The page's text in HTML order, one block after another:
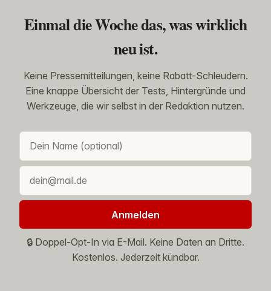
Einmal die Woche das, was wirklich
neu ist.
Keine Pressemitteilungen, keine Rabatt-Schleudern.
Eine knappe Übersicht der Tests, Hintergründe und
Werkzeuge, die wir selbst in der Redaktion nutzen.
Anmelden
🔒 Doppel-Opt-In via E-Mail. Keine Daten an Dritte.
Kostenlos. Jederzeit kündbar.